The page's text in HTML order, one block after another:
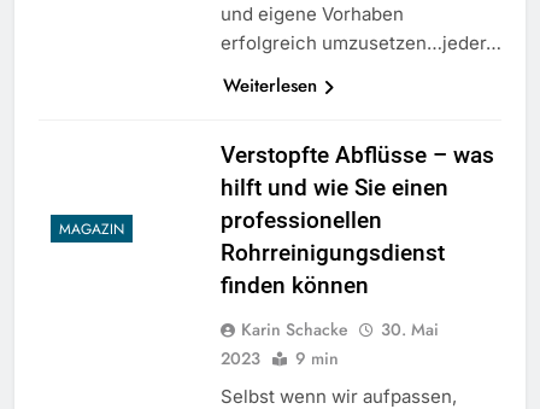
und eigene Vorhaben
erfolgreich umzusetzen…jeder…
Weiterlesen
MAGAZIN
Verstopfte Abflüsse – was
hilft und wie Sie einen
professionellen
Rohrreinigungsdienst
finden können
Karin Schacke
30. Mai
2023
9 min
Selbst wenn wir aufpassen,